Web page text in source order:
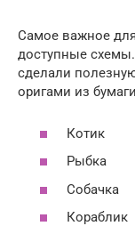
Самое важное
доступные
сделали
оригами из
Котик
Рыбка
Собачка
Кораблик